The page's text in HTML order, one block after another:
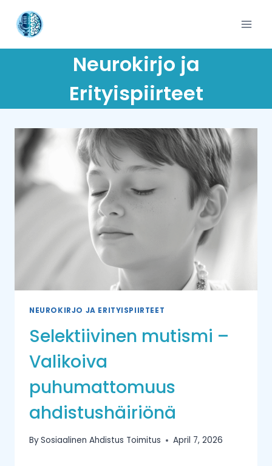
content
Neurokirjo ja
Erityispiirteet
NEUROKIRJO JA ERITYISPIIRTEET
Selektiivinen mutismi –
Valikoiva
puhumattomuus
ahdistushäiriönä
BySosiaalinen Ahdistus Toimitus April 7, 2026